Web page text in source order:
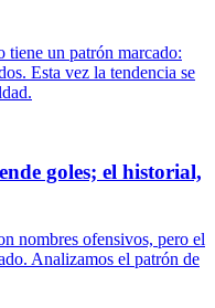
tiene un patrón marcado:
Esta vez la tendencia se
goles; el historial,
nombres ofensivos, pero el
Analizamos el patrón de